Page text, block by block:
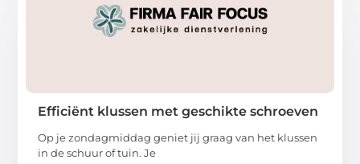
Efficiënt klussen met geschikte schroeven
Op je zondagmiddag geniet jij graag van het klussen
in de schuur of tuin. Je